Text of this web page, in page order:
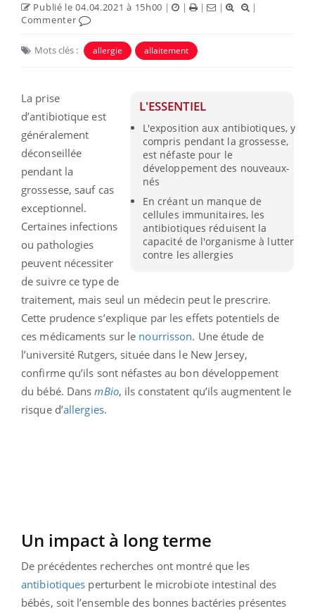
Publié le 04.04.2021 à 15h00 | | | |
|
Commenter
Mots clés : allergie allaitement
L'ESSENTIEL
L'exposition aux antibiotiques, y
compris pendant la grossesse,
est néfaste pour le
développement des nouveaux-
nés
En créant un manque de
cellules immunitaires, les
antibiotiques réduisent la
capacité de l'organisme à lutter
contre les allergies
La prise
d’antibiotique est
généralement
déconseillée
pendant la
grossesse, sauf cas
exceptionnel.
Certaines infections
ou pathologies
peuvent nécessiter
de suivre ce type de
traitement, mais seul un médecin peut le prescrire.
Cette prudence s’explique par les effets potentiels de
ces médicaments sur le nourrisson. Une étude de
l’université Rutgers, située dans le New Jersey,
confirme qu’ils sont néfastes au bon développement
du bébé. DansmBio, ils constatent qu’ils augmentent le
risque d’allergies.
Un impact à long terme
De précédentes recherches ont montré que les
antibiotiques perturbent le microbiote intestinal des
bébés, soit l’ensemble des bonnes bactéries présentes